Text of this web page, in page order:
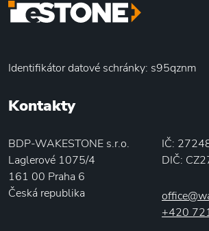
Identifikátor datové schránky: s95qznm
Kontakty
BDP-WAKESTONE s.r.o.
Laglerové 1075/4
161 00 Praha 6
Česká republika
IČ:
DIČ:
+420